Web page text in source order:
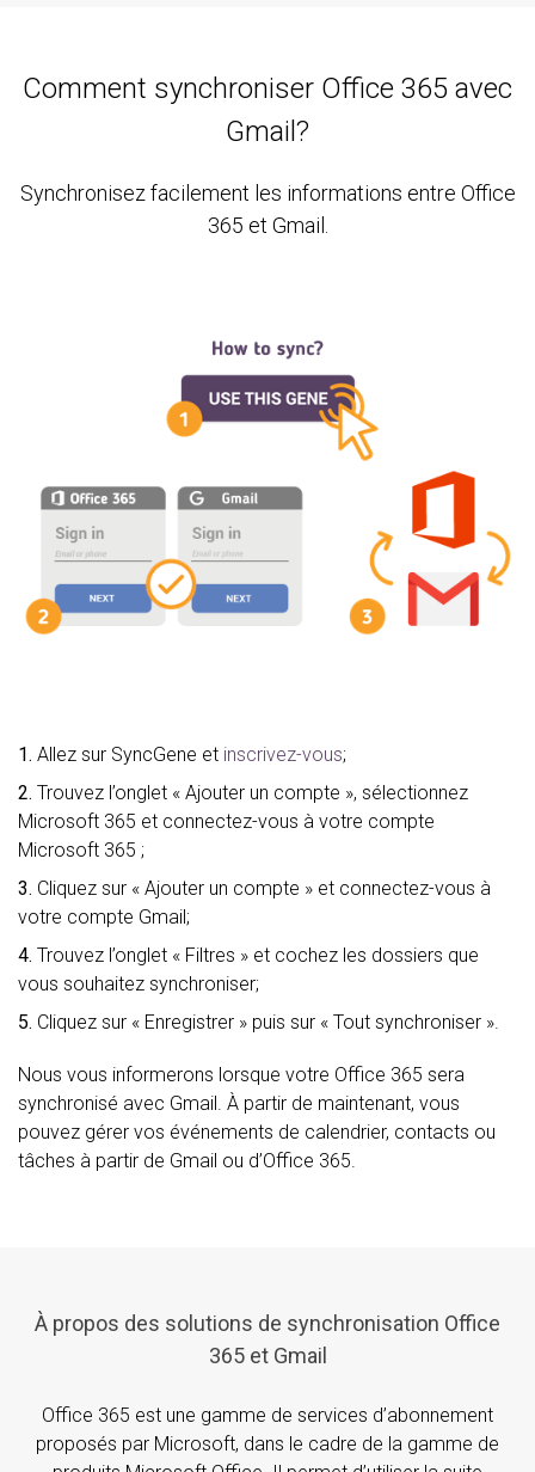
Comment synchroniser Office 365 avec
Gmail?
Synchronisez facilement les informations entre Office
365 et Gmail.
1. Allez sur SyncGene et inscrivez-vous;
2. Trouvez l’onglet « Ajouter un compte », sélectionnez
Microsoft 365 et connectez-vous à votre compte
Microsoft 365 ;
3. Cliquez sur « Ajouter un compte » et connectez-vous à
votre compte Gmail;
4. Trouvez l’onglet « Filtres » et cochez les dossiers que
vous souhaitez synchroniser;
5. Cliquez sur « Enregistrer » puis sur « Tout synchroniser ».
Nous vous informerons lorsque votre Office 365 sera
synchronisé avec Gmail. À partir de maintenant, vous
pouvez gérer vos événements de calendrier, contacts ou
tâches à partir de Gmail ou d’Office 365.
À propos des solutions de synchronisation Office
365 et Gmail
Office 365 est une gamme de services d’abonnement
proposés par Microsoft, dans le cadre de la gamme de